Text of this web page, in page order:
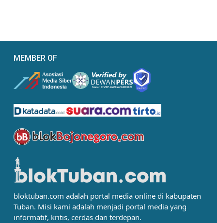
MEMBER OF
bloktuban.com adalah portal media online di kabupaten
Tuban. Misi kami adalah menjadi portal media yang
informatif, kritis, cerdas dan terdepan.